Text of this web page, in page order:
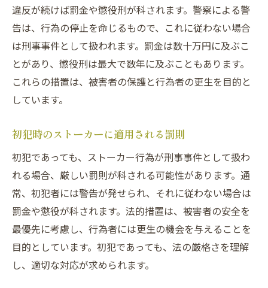
違反が続けば罰金や懲役刑が科されます。警察による警
告は、行為の停止を命じるもので、これに従わない場合
は刑事事件として扱われます。罰金は数十万円に及ぶこ
とがあり、懲役刑は最大で数年に及ぶこともあります。
これらの措置は、被害者の保護と行為者の更生を目的と
しています。
初犯時のストーカーに適用される罰則
初犯であっても、ストーカー行為が刑事事件として扱わ
れる場合、厳しい罰則が科される可能性があります。通
常、初犯者には警告が発せられ、それに従わない場合は
罰金や懲役が科されます。法的措置は、被害者の安全を
最優先に考慮し、行為者には更生の機会を与えることを
目的としています。初犯であっても、法の厳格さを理解
し、適切な対応が求められます。